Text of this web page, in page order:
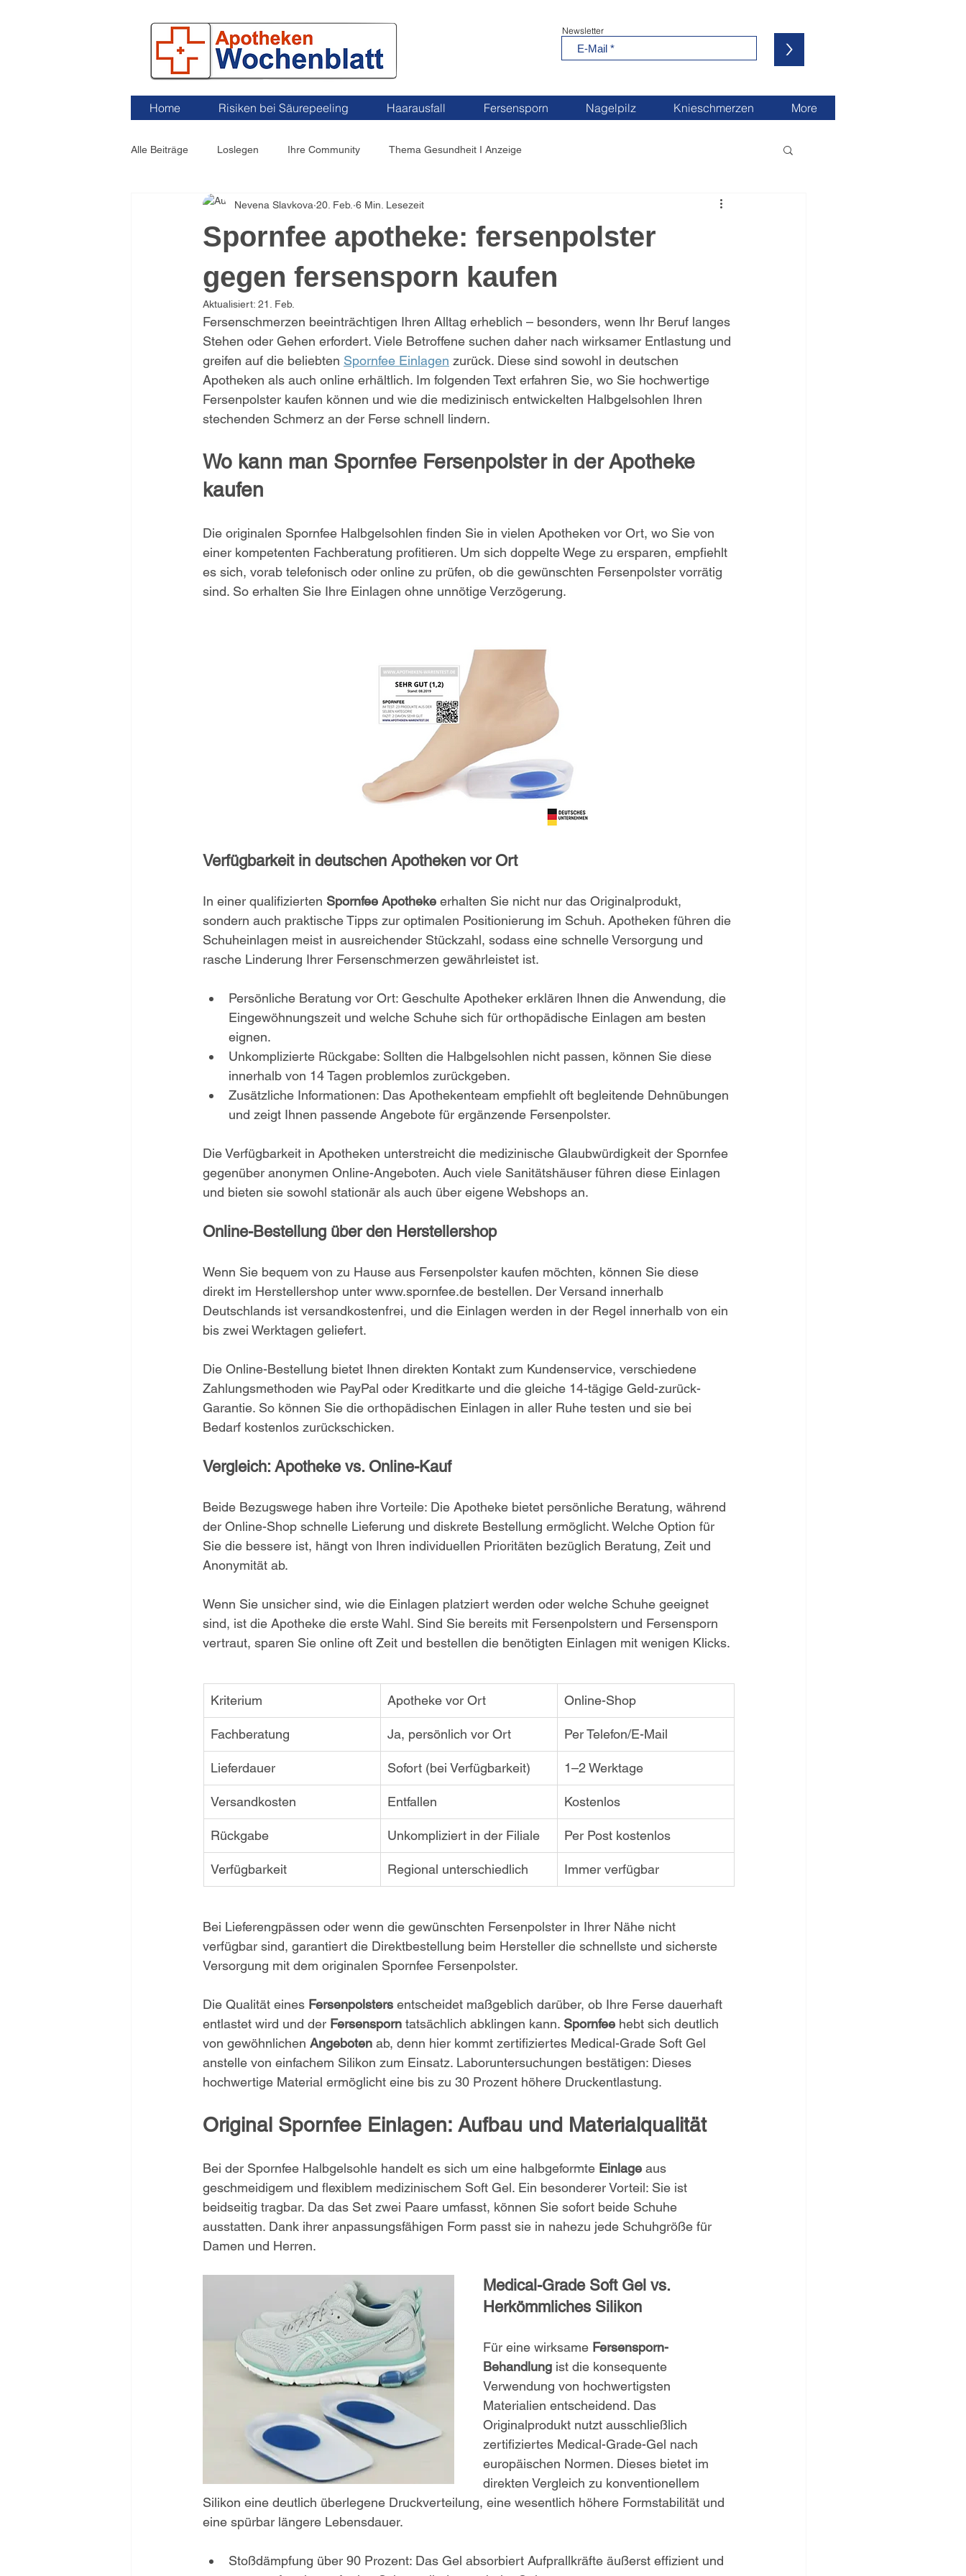
>
Newsletter
Home Risiken bei Säurepeeling Haarausfall Fersensporn Nagelpilz Knieschmerzen More
Alle Beiträge Loslegen Ihre Community Thema Gesundheit I Anzeige
Spornfee apotheke: fersenpolster
gegen fersensporn kaufen
Nevena Slavkova 20. Feb. 6 Min. Lesezeit
Aktualisiert: 21. Feb.
Fersenschmerzen beeinträchtigen Ihren Alltag erheblich – besonders, wenn Ihr Beruf langes
Stehen oder Gehen erfordert. Viele Betroffene suchen daher nach wirksamer Entlastung und
greifen auf die beliebten Spornfee Einlagen zurück. Diese sind sowohl in deutschen
Apotheken als auch online erhältlich. Im folgenden Text erfahren Sie, wo Sie hochwertige
Fersenpolster kaufen können und wie die medizinisch entwickelten Halbgelsohlen Ihren
stechenden Schmerz an der Ferse schnell lindern.
Wo kann man Spornfee Fersenpolster in der Apotheke
kaufen
Die originalen Spornfee Halbgelsohlen finden Sie in vielen Apotheken vor Ort, wo Sie von
einer kompetenten Fachberatung profitieren. Um sich doppelte Wege zu ersparen, empfiehlt
es sich, vorab telefonisch oder online zu prüfen, ob die gewünschten Fersenpolster vorrätig
sind. So erhalten Sie Ihre Einlagen ohne unnötige Verzögerung.
Verfügbarkeit in deutschen Apotheken vor Ort
In einer qualifizierten Spornfee Apotheke erhalten Sie nicht nur das Originalprodukt,
sondern auch praktische Tipps zur optimalen Positionierung im Schuh. Apotheken führen die
Schuheinlagen meist in ausreichender Stückzahl, sodass eine schnelle Versorgung und
rasche Linderung Ihrer Fersenschmerzen gewährleistet ist.
Persönliche Beratung vor Ort: Geschulte Apotheker erklären Ihnen die Anwendung, die
Eingewöhnungszeit und welche Schuhe sich für orthopädische Einlagen am besten
eignen.
Unkomplizierte Rückgabe: Sollten die Halbgelsohlen nicht passen, können Sie diese
innerhalb von 14 Tagen problemlos zurückgeben.
Zusätzliche Informationen: Das Apothekenteam empfiehlt oft begleitende Dehnübungen
und zeigt Ihnen passende Angebote für ergänzende Fersenpolster.
Die Verfügbarkeit in Apotheken unterstreicht die medizinische Glaubwürdigkeit der Spornfee
gegenüber anonymen Online-Angeboten. Auch viele Sanitätshäuser führen diese Einlagen
und bieten sie sowohl stationär als auch über eigene Webshops an.
Online-Bestellung über den Herstellershop
Wenn Sie bequem von zu Hause aus Fersenpolster kaufen möchten, können Sie diese
direkt im Herstellershop unter www.spornfee.de bestellen. Der Versand innerhalb
Deutschlands ist versandkostenfrei, und die Einlagen werden in der Regel innerhalb von ein
bis zwei Werktagen geliefert.
Die Online-Bestellung bietet Ihnen direkten Kontakt zum Kundenservice, verschiedene
Zahlungsmethoden wie PayPal oder Kreditkarte und die gleiche 14-tägige Geld-zurück-
Garantie. So können Sie die orthopädischen Einlagen in aller Ruhe testen und sie bei
Bedarf kostenlos zurückschicken.
Vergleich: Apotheke vs. Online-Kauf
Beide Bezugswege haben ihre Vorteile: Die Apotheke bietet persönliche Beratung, während
der Online-Shop schnelle Lieferung und diskrete Bestellung ermöglicht. Welche Option für
Sie die bessere ist, hängt von Ihren individuellen Prioritäten bezüglich Beratung, Zeit und
Anonymität ab.
Wenn Sie unsicher sind, wie die Einlagen platziert werden oder welche Schuhe geeignet
sind, ist die Apotheke die erste Wahl. Sind Sie bereits mit Fersenpolstern und Fersensporn
vertraut, sparen Sie online oft Zeit und bestellen die benötigten Einlagen mit wenigen Klicks.
Kriterium Apotheke vor Ort Online-Shop
Fachberatung Ja, persönlich vor Ort Per Telefon/E-Mail
Lieferdauer Sofort (bei Verfügbarkeit) 1–2 Werktage
Versandkosten Entfallen Kostenlos
Rückgabe Unkompliziert in der Filiale Per Post kostenlos
Verfügbarkeit Regional unterschiedlich Immer verfügbar
Bei Lieferengpässen oder wenn die gewünschten Fersenpolster in Ihrer Nähe nicht
verfügbar sind, garantiert die Direktbestellung beim Hersteller die schnellste und sicherste
Versorgung mit dem originalen Spornfee Fersenpolster.
Die Qualität eines Fersenpolsters entscheidet maßgeblich darüber, ob Ihre Ferse dauerhaft
entlastet wird und der Fersensporn tatsächlich abklingen kann. Spornfee hebt sich deutlich
von gewöhnlichen Angeboten ab, denn hier kommt zertifiziertes Medical-Grade Soft Gel
anstelle von einfachem Silikon zum Einsatz. Laboruntersuchungen bestätigen: Dieses
hochwertige Material ermöglicht eine bis zu 30 Prozent höhere Druckentlastung.
Original Spornfee Einlagen: Aufbau und Materialqualität
Bei der Spornfee Halbgelsohle handelt es sich um eine halbgeformte Einlage aus
geschmeidigem und flexiblem medizinischem Soft Gel. Ein besonderer Vorteil: Sie ist
beidseitig tragbar. Da das Set zwei Paare umfasst, können Sie sofort beide Schuhe
ausstatten. Dank ihrer anpassungsfähigen Form passt sie in nahezu jede Schuhgröße für
Damen und Herren.
Medical-Grade Soft Gel vs.
Herkömmliches Silikon
Für eine wirksame Fersensporn-
Behandlung ist die konsequente
Verwendung von hochwertigsten
Materialien entscheidend. Das
Originalprodukt nutzt ausschließlich
zertifiziertes Medical-Grade-Gel nach
europäischen Normen. Dieses bietet im
direkten Vergleich zu konventionellem
Silikon eine deutlich überlegene Druckverteilung, eine wesentlich höhere Formstabilität und
eine spürbar längere Lebensdauer.
Stoßdämpfung über 90 Prozent: Das Gel absorbiert Aufprallkräfte äußerst effizient und